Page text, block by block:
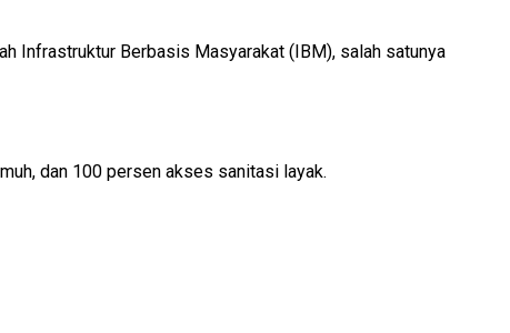
Infrastruktur Berbasis Masyarakat (IBM), salah satunya
dan 100 persen akses sanitasi layak.